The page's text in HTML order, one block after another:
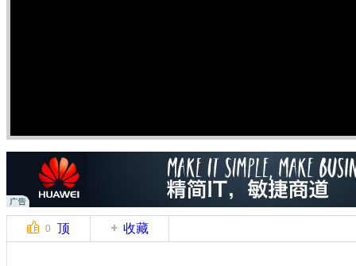
0 顶 收藏